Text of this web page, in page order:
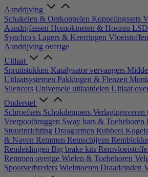
Aandrijving
Schakelen & Ontkoppelen Koppelingssets
Aandrijfassen Homokineten & Hoezen
Synchro's Lagers & Keerringen
Aandrijving overige
Uitlaat
Spruitstukken Katalysator vervangers
Uitlaatsystemen Pakkingen & Flenzen
Silencers Universele uitlaatdelen Uitlaat
Onderstel
Schroefsets Schokdempers Verlagingsveren
Veerpootbruggen Sway bars & Toebehoren
Stuurinrichting Draagarmen Rubbers
& Naven Remmen Remschijven
Remleidingen Big brake kits
Remmen overige Wielen & Toebehoren
Spoorverbreders Wielmoeren Draadeinden